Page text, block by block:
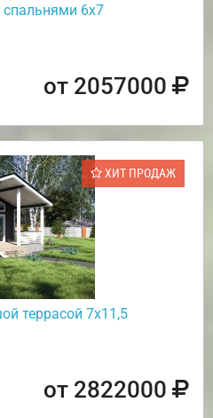
6х7
от 2057000
ХИТ ПРОДАЖ
террасой 7х11,5
от 2822000